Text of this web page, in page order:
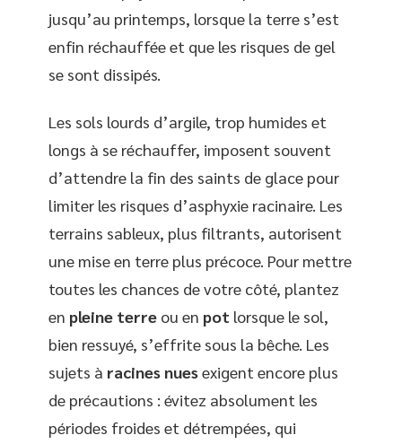
jusqu’au printemps, lorsque la terre s’est
enfin réchauffée et que les risques de gel
se sont dissipés.
Les sols lourds d’argile, trop humides et
longs à se réchauffer, imposent souvent
d’attendre la fin des saints de glace pour
limiter les risques d’asphyxie racinaire. Les
terrains sableux, plus filtrants, autorisent
une mise en terre plus précoce. Pour mettre
toutes les chances de votre côté, plantez
en pleine terre ou en pot lorsque le sol,
bien ressuyé, s’effrite sous la bêche. Les
sujets à racines nuesexigent encore plus
de précautions : évitez absolument les
périodes froides et détrempées, qui